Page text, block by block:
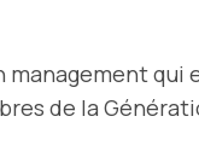
qui
de la